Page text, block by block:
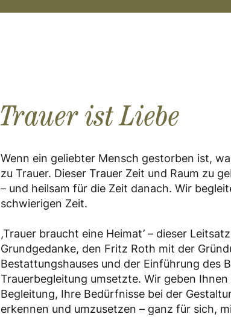
Trauer ist Liebe
Wenn ein geliebter Mensch gestorben ist,
zu Trauer. Dieser Trauer Zeit und Raum zu
– und heilsam für die Zeit danach. Wir
schwierigen Zeit.
,Trauer braucht eine Heimat’ – dieser
Grundgedanke, den Fritz Roth mit der
Bestattungshauses und der Einführung des
Trauerbegleitung umsetzte. Wir geben Ihnen
Begleitung, Ihre Bedürfnisse bei der
erkennen und umzusetzen – ganz für sich,